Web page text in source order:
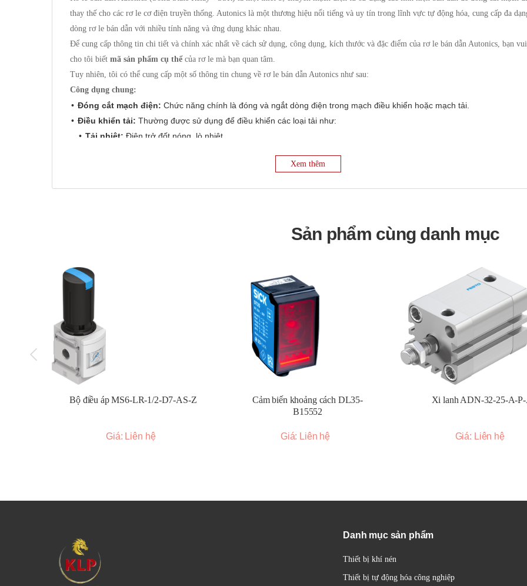
thay thế cho các rơ le cơ điện truyền thống. Autonics là một thương hiệu nổi tiếng và uy tín trong lĩnh vực tự động hóa, cung cấp đa
dòng rơ le bán dẫn với nhiều tính năng và ứng dụng khác nhau.
Để cung cấp thông tin chi tiết và chính xác nhất về cách sử dụng, công dụng, kích thước và đặc điểm của rơ le bán dẫn Autonics, bạn
cho tôi biết mã sản phẩm cụ thể của rơ le mà bạn quan tâm.
Tuy nhiên, tôi có thể cung cấp một số thông tin chung về rơ le bán dẫn Autonics như sau:
Công dụng chung:
Đóng cắt mạch điện: Chức năng chính là đóng và ngắt dòng điện trong mạch điều khiển hoặc mạch tải.
Điều khiển tải: Thường được sử dụng để điều khiển các loại tải như:
Tải nhiệt: Điện trở đốt nóng, lò nhiệt.
Một số dòng rơ le bán dẫn Autonics có khả năng điều khiển công suất tải bằng
Cách sử dụng chung:
Việc sử dụng rơ le bán dẫn Autonics sẽ phụ thuộc vào model cụ thể và ứng dụng. Tuy nhiên, quy trình chung thường bao gồm:
Đảm bảo rơ le bán dẫn được chọn có điện áp và dòng điện định mức phù hợp với mạch
khiển và mạch tải.
Đấu nối:
Thực hiện đấu nối dây theo sơ đồ đấu dây được cung cấp trong tài liệu kỹ thuật của sản phẩm. Cần chú ý đến
tính của ngõ vào điều khiển (nếu có).
Cấp nguồn điều khiển:
Cấp điện áp hoặc dòng điện điều khiển phù hợp vào ngõ vào của rơ le.
Tản nhiệt (nếu cần):Đối với các ứng dụng có dòng tải lớn, có thể cần sử dụng thêm tản nhiệt để đảm bảo rơ le hoạt
Chuyển mạch tại thời điểm điện áp xoay chiều bằng 0, giúp giảm nhiễu điện và tăng tuổi thọ tải.
Random turn-on:
Đèn báo trạng thái:
Đa dạng ngõ vào điều khiển:
Hỗ trợ nhiều loại tín hiệu điều khiển như điện áp DC, điện áp AC hoặc dòng điện analog
Xem thêm
Sản phẩm cùng danh mục
Bộ điều áp MS6-LR-1/2-D7-AS-Z
Giá: Liên hệ
Cảm biến khoảng cách DL35-
B15552
Giá: Liên hệ
Xi lanh ADN-32-25-A-
Giá: Liên hệ
Danh mục sản phẩm
Thiết bị khí nén
Thiết bị tự động hóa công nghiệp